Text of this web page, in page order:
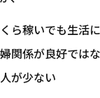
ら稼いでも生活
関係が良好では
が少ない